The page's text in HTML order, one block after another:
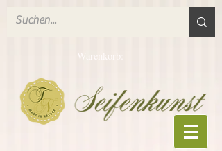
Warenkorb: